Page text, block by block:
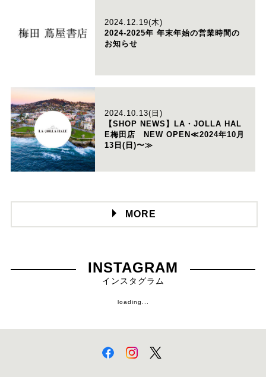
2024.12.19(木)
2024-2025年 年末年始の営業時間の
お知らせ
2024.10.13(日)
【SHOP NEWS】LA・JOLLA HAL
E梅田店 NEW OPEN≪2024年10月
13日(日)〜≫
MORE
INSTAGRAM
インスタグラム
loading...